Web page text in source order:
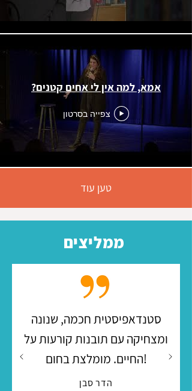
אמא, למה אין לי אחים קטנים?
צפייה בסרטון
טען עוד
סטנדאפיסטית חכמה, שנונה
ומצחיקה עם תובנות קורעות על
החיים. מומלצת בחום!
הדר סבן